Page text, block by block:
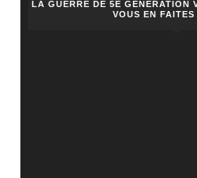
LA GUERRE DE 5E GÉNÉRATION
VOUS EN FAITES